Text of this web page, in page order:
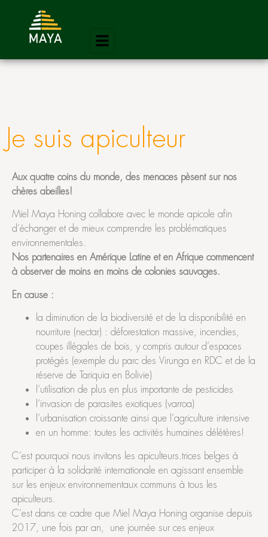
Je suis apiculteur
Aux quatre coins du monde, des menaces pèsent sur nos
chères abeilles!
Miel Maya Honing collabore avec le monde apicole afin
d’échanger et de mieux comprendre les problématiques
environnementales.
Nos partenaires en Amérique Latine et en Afrique commencent
à observer de moins en moins de colonies sauvages.
En cause :
la diminution de la biodiversité et de la disponibilité en
nourriture (nectar) : déforestation massive, incendies,
coupes illégales de bois, y compris autour d’espaces
protégés (exemple du parc des Virunga en RDC et de la
réserve de Tariquia en Bolivie)
l’utilisation de plus en plus importante de pesticides
l’invasion de parasites exotiques (varroa)
l’urbanisation croissante ainsi que l’agriculture intensive
en un homme: toutes les activités humaines délétères!
C’est pourquoi nous invitons les apiculteurs.trices belges à
participer à la solidarité internationale en agissant ensemble
sur les enjeux environnementaux communs à tous les
apiculteurs.
C’est dans ce cadre que Miel Maya Honing organise depuis
2017, une fois par an, une journée sur ces enjeux